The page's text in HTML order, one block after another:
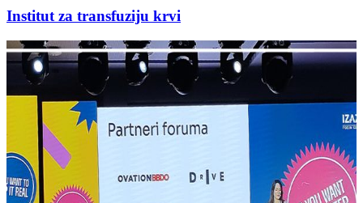
Institut za transfuziju krvi